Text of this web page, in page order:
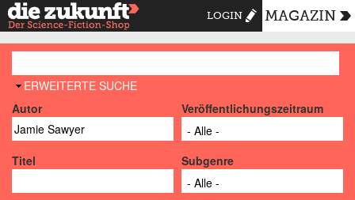
LOGIN MAGAZIN
AUSBLENDEN
ERWEITERTE SUCHE
Autor
Veröffentlichungszeitraum
Titel Subgenre